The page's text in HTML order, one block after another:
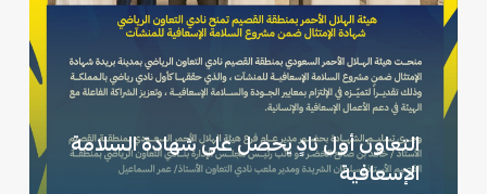
التعاون أول نادٍ يحصل على شهادة السلامة
الإسعافية